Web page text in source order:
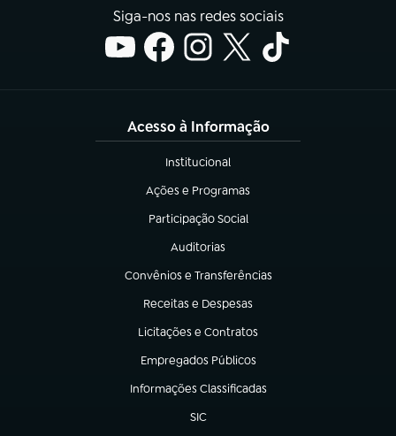
Siga-nos nas redes sociais
Acesso à Informação
Institucional
(abre em nova aba)
Ações e Programas
(abre em nova aba)
Participação Social
(abre em nova aba)
Auditorias
(abre em nova aba)
Convênios e Transferências
(abre em nova aba)
Receitas e Despesas
(abre em nova aba)
Licitações e Contratos
(abre em nova aba)
Empregados Públicos
(abre em nova aba)
Informações Classificadas
(abre em nova aba)
SIC
(abre em nova aba)